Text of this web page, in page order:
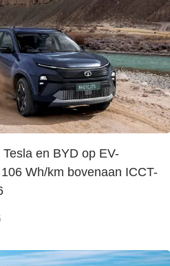
en BYD op EV-
Wh/km bovenaan ICCT-